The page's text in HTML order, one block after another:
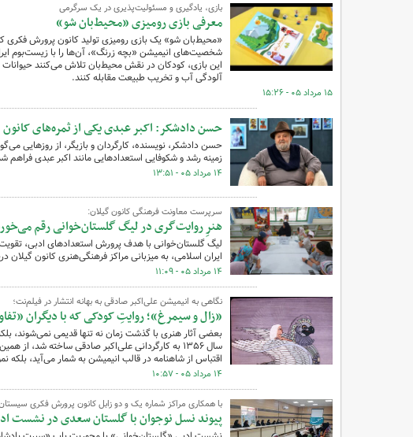
بازی، یادگیری و مسئولیت‌پذیری در یک سرگرمی
معرفی بازی رومیزی «محیط‌بان شو»
شخصیت‌های انیمیشن «بچه زرنگ»، آن‌ها را با زیست‌بوم
این بازی، کودکان در نقش محیط‌بان تلاش می‌کنند
آلودگی آب و تخریب طبیعت مقابله کنند.
۱۵ مرداد ۰۵ - ۱۵:۲۶
حسن دادشکر: اکبر عبدی یکی از ثمره‌های کانون
زمینه رشد و شکوفایی استعدادهایی مانند اکبر عبدی فراهم
۱۴ مرداد ۰۵ - ۱۳:۵۱
سرپرست معاونت فرهنگی کانون گیلان:
هنرِ روایت‌گری در لیگ گلستان‌خوانی رقم
لیگ گلستان‌خوانی با هدف پرورش استعدادهای ادبی،
ایران اسلامی، به میزبانی مراکز فرهنگی‌هنری کانون گیلان
۱۴ مرداد ۰۵ - ۱۱:۰۹
نگاهی به انیمیشن علی‌اکبر صادقی به بهانه انتشار در فیلم‌نت؛
«زال و سیمرغ»؛ روایتِ کودکی که با دیگران
بعضی آثار هنری با گذشت زمان نه تنها قدیمی نمی‌شوند،
سال ۱۳۵۶ به کارگردانی علی‌اکبر صادقی ساخته
اقتباس از شاهنامه در قالب انیمیشن به شمار می‌آید، بلکه
۱۴ مرداد ۰۵ - ۱۰:۵۷
با همکاری مراکز شماره یک و دو زابل کانون پرورش فکری
پیوند نسل نوجوان با گلستان سعدی در نشست